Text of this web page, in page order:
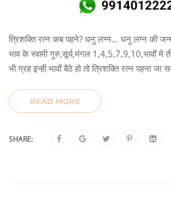
त्रिशक्ति रत्न कब पहने? धनु लग्न… धनु लग्न की
भाव के स्वामी गुरु,सूर्य,मंगल 1,4,5,7,9,10,भावों मे
भी ग्रह इन्ही भावों बैठे हो तो त्रिशक्ति रत्न पहना जा
READ MORE
SHARE: